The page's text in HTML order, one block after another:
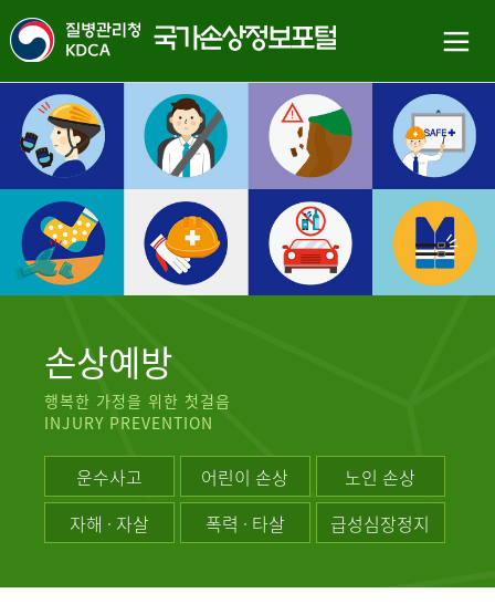
손상예방
행복한 가정을 위한 첫걸음
INJURY PREVENTION
운수사고 어린이 손상
노인 손상
자해 · 자살
폭력 · 타살 급성심장정지